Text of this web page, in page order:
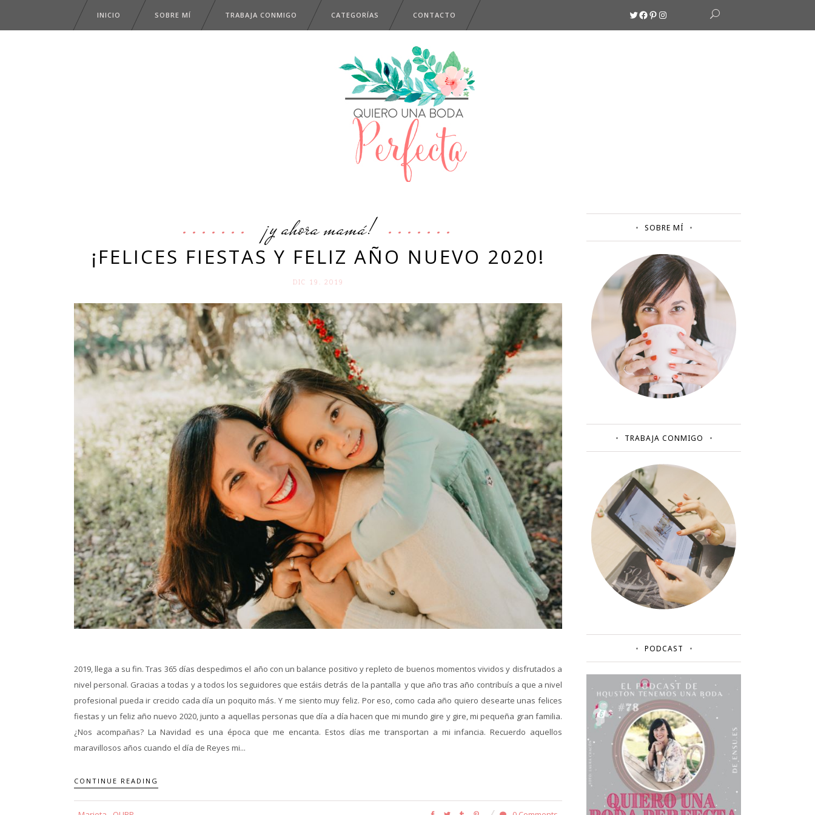
INICIO SOBRE MÍ TRABAJA CONMIGO CATEGORÍAS CONTACTO Twitter
Facebook
Pinterest
Instagram
¡y ahora mamá!
¡FELICES FIESTAS Y FELIZ AÑO NUEVO 2020!
DIC 19. 2019
2019, llega a su fin. Tras 365 días despedimos el año con un balance positivo y repleto de buenos momentos vividos y disfrutados a
nivel personal. Gracias a todas y a todos los seguidores que estáis detrás de la pantalla y que año tras año contribuís a que a nivel
profesional pueda ir crecido cada día un poquito más. Y me siento muy feliz. Por eso, como cada año quiero desearte unas felices
fiestas y un feliz año nuevo 2020, junto a aquellas personas que día a día hacen que mi mundo gire y gire, mi pequeña gran familia.
¿Nos acompañas? La Navidad es una época que me encanta. Estos días me transportan a mi infancia. Recuerdo aquellos
maravillosos años cuando el día de Reyes mi...
CONTINUE READING
SOBRE MÍ
TRABAJA CONMIGO
PODCAST